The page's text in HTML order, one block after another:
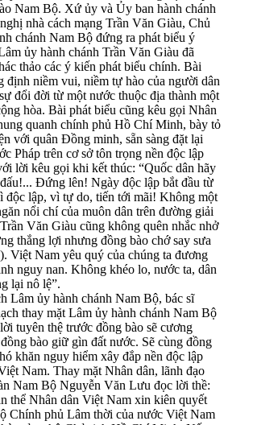
Nam Bộ. Xứ ủy và Ủy ban hành chánh
nhà cách mạng Trần Văn Giàu, Chủ
chánh Nam Bộ đứng ra phát biểu ý
ủy hành chánh Trần Văn Giàu đã
thảo các ý kiến phát biểu chính. Bài
định niềm vui, niềm tự hào của người dân
đổi đời từ một nước thuộc địa thành một
hòa. Bài phát biểu cũng kêu gọi Nhân
quanh chính phủ Hồ Chí Minh, bày tỏ
với quân Đồng minh, sẵn sàng đặt lại
Pháp trên cơ sở tôn trọng nền độc lập
lời kêu gọi khi kết thúc: “Quốc dân hãy
đấu!... Đứng lên! Ngày độc lập bắt đầu từ
độc lập, vì tự do, tiến tới mãi! Không một
nổi chí của muôn dân trên đường giải
Văn Giàu cũng không quên nhắc nhở
thắng lợi nhưng đồng bào chớ say sưa
Việt Nam yêu quý của chúng ta đương
nguy nan. Không khéo lo, nước ta, dân
lại nô lệ”.
Lâm ủy hành chánh Nam Bộ, bác sĩ
thay mặt Lâm ủy hành chánh Nam Bộ
tuyên thệ trước đồng bào sẽ cương
bào giữ gìn đất nước. Sẽ cùng đồng
khăn nguy hiểm xây đắp nền độc lập
Nam. Thay mặt Nhân dân, lãnh đạo
Nam Bộ Nguyễn Văn Lưu đọc lời thề:
thể Nhân dân Việt Nam xin kiên quyết
Chính phủ Lâm thời của nước Việt Nam